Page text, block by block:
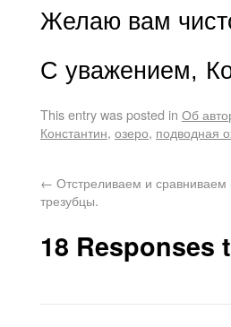
Желаю вам
С уважением,
This entry was posted in Об
Константин, озеро, подводная
← Отстреливаем и
трезубцы.
18 Responses